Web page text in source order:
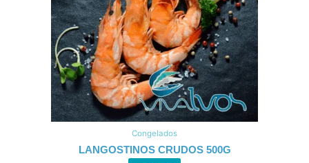
Congelados
LANGOSTINOS CRUDOS 500G